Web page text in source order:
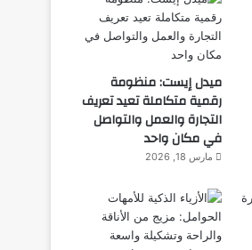
ميدل إيست: منظومة
رقمية متكاملة تعيد تعريف
التجارة والعمل والتواصل
في مكان واحد
مارس 18, 2026